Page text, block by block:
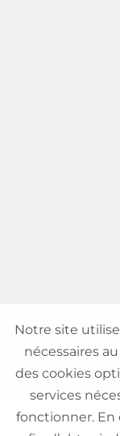
Notre site
nécessaires
des cookies
services
fonctionner. En